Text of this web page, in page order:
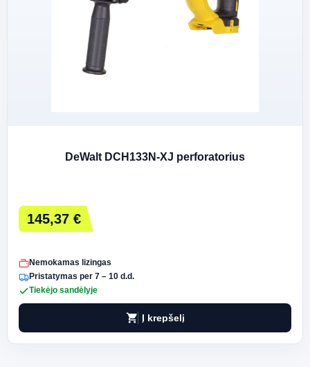
DeWalt DCH133N-XJ perforatorius
145,37 €
Nemokamas lizingas
Pristatymas per 7 – 10 d.d.
Tiekėjo sandėlyje
shopping_cart Į krepšelį